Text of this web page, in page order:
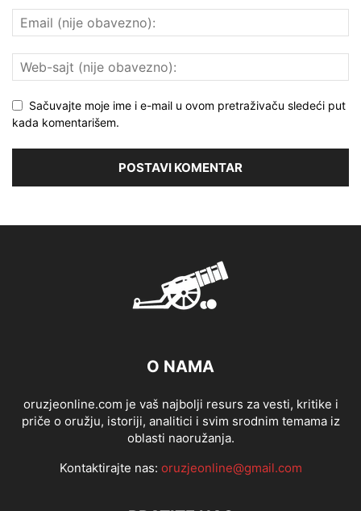
Sačuvajte moje ime i e-mail u ovom pretraživaču sledeći put
kada komentarišem.
O NAMA
oruzjeonline.com je vaš najbolji resurs za vesti, kritike i
priče o oružju, istoriji, analitici i svim srodnim temama iz
oblasti naoružanja.
Kontaktirajte nas: oruzjeonline@gmail.com